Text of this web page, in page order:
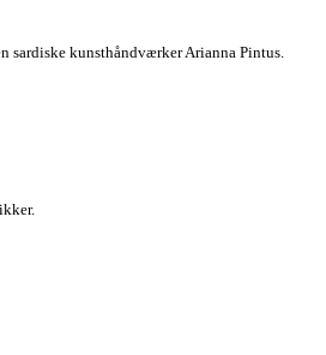
sardiske kunsthåndværker Arianna Pintus.